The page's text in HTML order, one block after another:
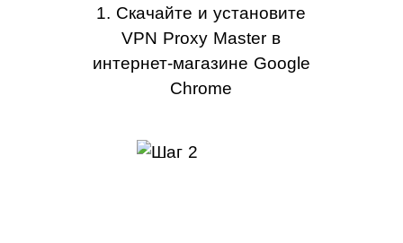
1. Скачайте и установите
VPN Proxy Master в
интернет-магазине Google
Chrome